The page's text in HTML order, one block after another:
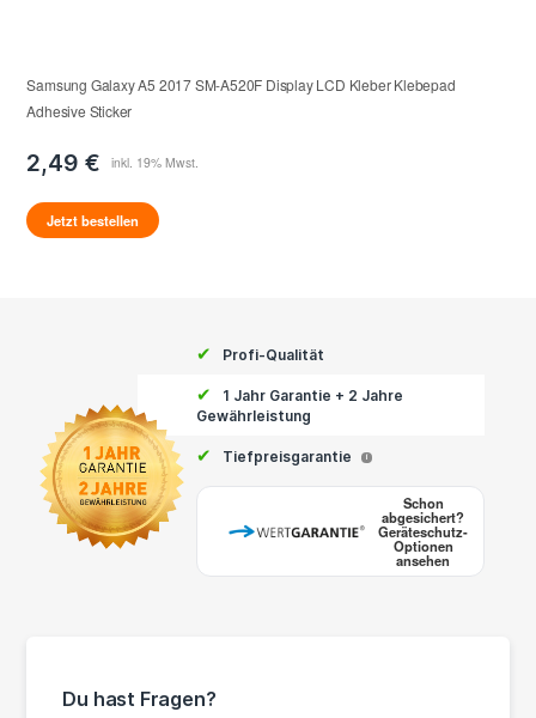
Samsung Galaxy A5 2017 SM-A520F Display LCD Kleber Klebepad
Adhesive Sticker
2,49 €
Jetzt bestellen
✔ Profi-Qualität
✔
1 Jahr Garantie + 2 Jahre
Gewährleistung
✔ Tiefpreisgarantie i
Schon
abgesichert?
Geräteschutz-
Optionen
ansehen
Du hast Fragen?